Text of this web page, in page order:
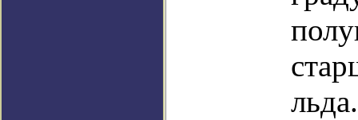
льда.